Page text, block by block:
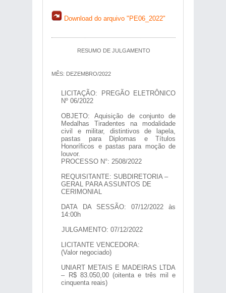
Download do arquivo "PE06_2022"
RESUMO DE JULGAMENTO
MÊS: DEZEMBRO/2022
LICITAÇÃO: PREGÃO ELETRÔNICO
Nº 06/2022
OBJETO: Aquisição de conjunto de
Medalhas Tiradentes na modalidade
civil e militar, distintivos de lapela,
pastas para Diplomas e Títulos
Honoríficos e pastas para moção de
louvor.
PROCESSO N°: 2508/2022
REQUISITANTE: SUBDIRETORIA –
GERAL PARA ASSUNTOS DE
CERIMONIAL
DATA DA SESSÃO: 07/12/2022 às
14:00h
JULGAMENTO: 07/12/2022
LICITANTE VENCEDORA:
(Valor negociado)
UNIART METAIS E MADEIRAS LTDA
– R$ 83.050,00 (oitenta e três mil e
cinquenta reais)